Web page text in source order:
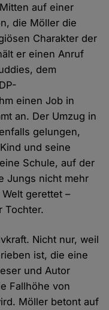
auf einer
die Möller die
Charakter der
er einen Anruf
dem
einen Job in
an. Der Umzug in
gelungen,
und seine
Schule, auf der
Jungs nicht mehr
gerettet –
Tochter.
Nicht nur, weil
ist, die eine
und Autor
Fallhöhe von
Möller betont auf